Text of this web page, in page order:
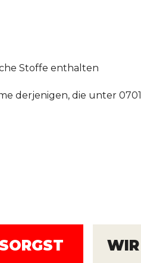
Stoffe enthalten
derjenigen, die unter